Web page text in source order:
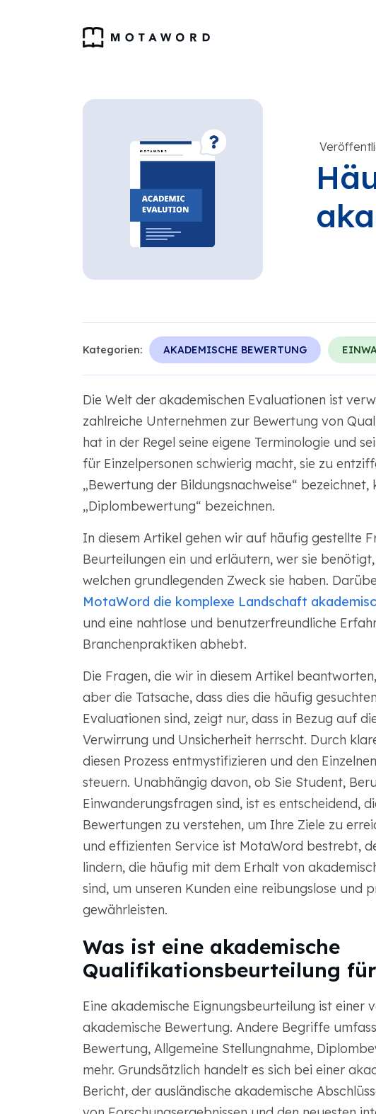
Kategorien: AKADEMISCHE BEWERTUNG
Die Welt der akademischen Evaluationen ist
zahlreiche Unternehmen zur Bewertung von
hat in der Regel seine eigene Terminologie und
für Einzelpersonen schwierig macht, sie zu
„Bewertung der Bildungsnachweise“
„Diplombewertung“ bezeichnen.
In diesem Artikel gehen wir auf häufig gestellte
Beurteilungen ein und erläutern, wer sie
welchen grundlegenden Zweck sie haben.
MotaWord die komplexe Landschaft
und eine nahtlose und benutzerfreundliche
Branchenpraktiken abhebt.
Die Fragen, die wir in diesem Artikel
aber die Tatsache, dass dies die häufig
Evaluationen sind, zeigt nur, dass in Bezug auf
Verwirrung und Unsicherheit herrscht. Durch
diesen Prozess entmystifizieren und den
steuern. Unabhängig davon, ob Sie Student,
Einwanderungsfragen sind, ist es entscheidend,
Bewertungen zu verstehen, um Ihre Ziele zu
und effizienten Service ist MotaWord bestrebt,
lindern, die häufig mit dem Erhalt von
sind, um unseren Kunden eine reibungslose und
gewährleisten.
Was ist eine akademische
Qualifikationsbeurteilung
Eine akademische Eignungsbeurteilung ist einer
akademische Bewertung. Andere Begriffe
Bewertung, Allgemeine Stellungnahme,
mehr. Grundsätzlich handelt es sich bei einer
Bericht, der ausländische akademische